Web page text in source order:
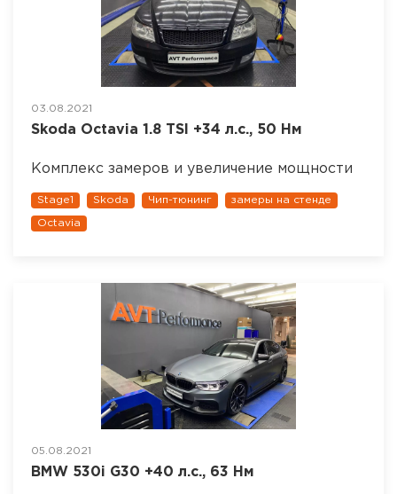
03.08.2021
Skoda Octavia 1.8 TSI +34 л.с., 50 Нм
Комплекс замеров и увеличение мощности
Stage1 Skoda Чип-тюнинг замеры на стенде
Octavia
05.08.2021
BMW 530i G30 +40 л.с., 63 Нм